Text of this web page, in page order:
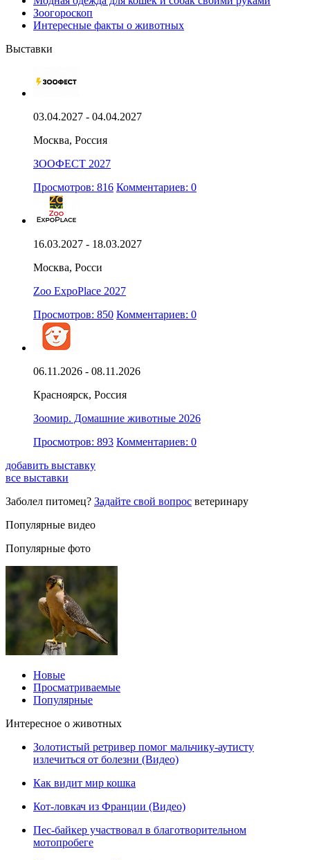
Зоогороскоп
Интересные факты о животных
Выставки
03.04.2027 - 04.04.2027
Москва, Россия
ЗООФЕСТ 2027
Просмотров: 816 Комментариев: 0
16.03.2027 - 18.03.2027
Москва, Росси
Zoo ExpoPlace 2027
Просмотров: 850 Комментариев: 0
06.11.2026 - 08.11.2026
Красноярск, Россия
Зоомир. Домашние животные 2026
Просмотров: 893 Комментариев: 0
добавить выставку
все выставки
Заболел питомец? Задайте свой вопрос ветеринару
Популярные видео
Популярные фото
Новые
Просматриваемые
Популярные
Интересное о животных
Золотистый ретривер помог мальчику-аутисту
излечиться от болезни (Видео)
Как видит мир кошка
Кот-ловкач из Франции (Видео)
Пес-байкер участвовал в благотворительном
мотопробеге